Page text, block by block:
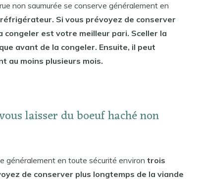
non saumurée se conserve généralement en
Si vous prévoyez de conserver
congeler est votre meilleur pari. Sceller la
avant de la congeler. Ensuite, il peut
au moins plusieurs mois.
laisser du boeuf haché non
généralement en toute sécurité environ trois
de conserver plus longtemps de la viande